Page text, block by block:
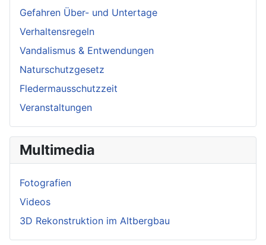
Gefahren Über- und Untertage
Verhaltensregeln
Vandalismus & Entwendungen
Naturschutzgesetz
Fledermausschutzzeit
Veranstaltungen
Multimedia
Fotografien
Videos
3D Rekonstruktion im Altbergbau